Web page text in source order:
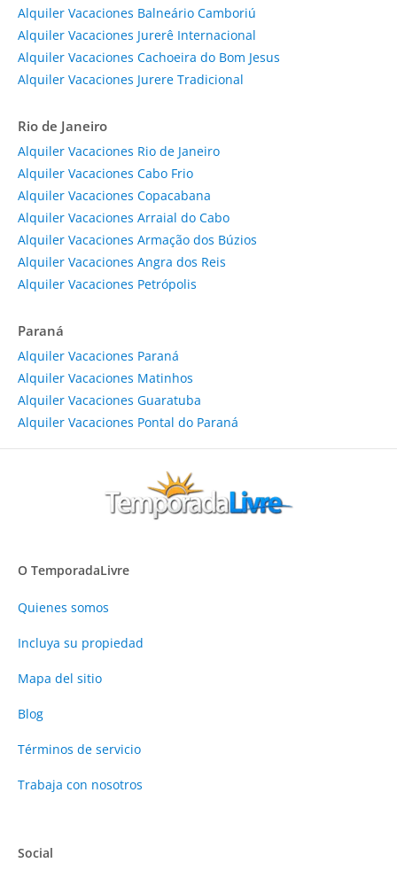
Alquiler Vacaciones Balneário Camboriú
Alquiler Vacaciones Jurerê Internacional
Alquiler Vacaciones Cachoeira do Bom Jesus
Alquiler Vacaciones Jurere Tradicional
Rio de Janeiro
Alquiler Vacaciones Rio de Janeiro
Alquiler Vacaciones Cabo Frio
Alquiler Vacaciones Copacabana
Alquiler Vacaciones Arraial do Cabo
Alquiler Vacaciones Armação dos Búzios
Alquiler Vacaciones Angra dos Reis
Alquiler Vacaciones Petrópolis
Paraná
Alquiler Vacaciones Paraná
Alquiler Vacaciones Matinhos
Alquiler Vacaciones Guaratuba
Alquiler Vacaciones Pontal do Paraná
O TemporadaLivre
Quienes somos
Incluya su propiedad
Mapa del sitio
Blog
Términos de servicio
Trabaja con nosotros
Social